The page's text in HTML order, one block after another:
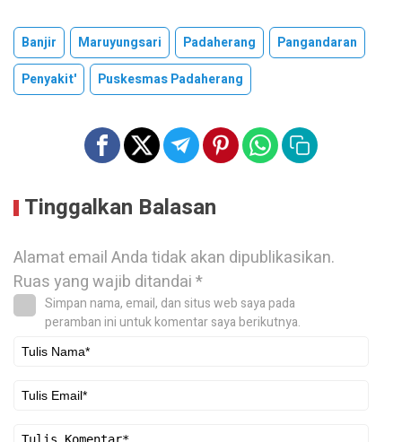
Banjir Maruyungsari Padaherang
Pangandaran
Penyakit'
Puskesmas Padaherang
Tinggalkan Balasan
Alamat email Anda tidak akan dipublikasikan.
Ruas yang wajib ditandai*
Simpan nama, email, dan situs web saya pada
peramban ini untuk komentar saya berikutnya.